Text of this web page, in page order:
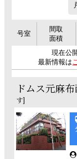
号室
間取
面積
現在公
最新情報は
ドムス元麻
す]